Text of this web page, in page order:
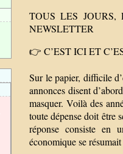
TOUS LES JOURS,
NEWSLETTER
👉 C’EST ICI ET
Sur le papier, difficile
annonces disent
masquer. Voilà des
toute dépense doit être
réponse consiste en
économique se